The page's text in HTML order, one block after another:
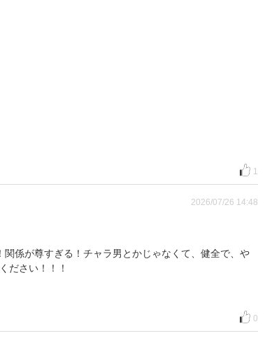
1
2026/07/26 14:48
係が尊すぎる！チャラ男とかじゃなくて、健全で、や
ださい！！！
0